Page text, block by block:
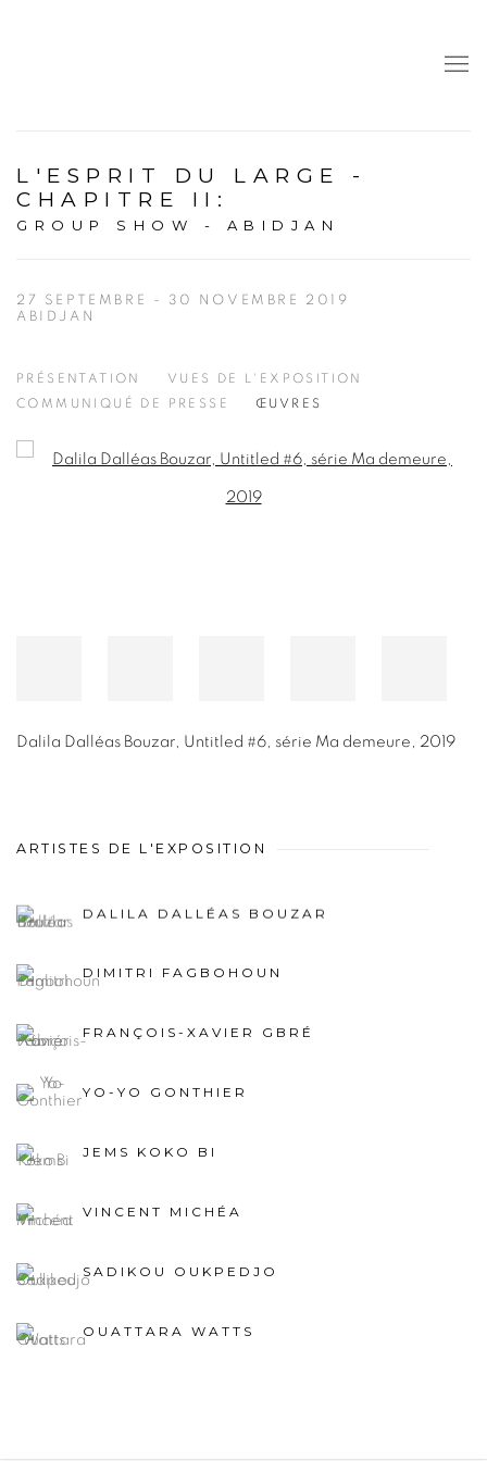
L'ESPRIT DU LARGE -
CHAPITRE II :
GROUP SHOW - ABIDJAN
27 SEPTEMBRE - 30 NOVEMBRE 2019
ABIDJAN
PRÉSENTATION
VUES DE L'EXPOSITION
COMMUNIQUÉ DE PRESSE
ŒUVRES
Open a larger version of the following image in a popup:
Dalila Dalléas Bouzar Untitled #6, série Ma demeure 2019
ARTISTES DE L'EXPOSITION
DALILA DALLÉAS BOUZAR
DIMITRI FAGBOHOUN
FRANÇOIS-XAVIER GBRÉ
YO-YO GONTHIER
JEMS KOKO BI
VINCENT MICHÉA
SADIKOU OUKPEDJO
OUATTARA WATTS